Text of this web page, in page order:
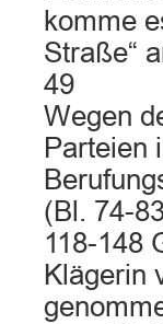
komme
Straße“
49
Wegen
Parteien
(Bl. 74-
118-148
Klägerin